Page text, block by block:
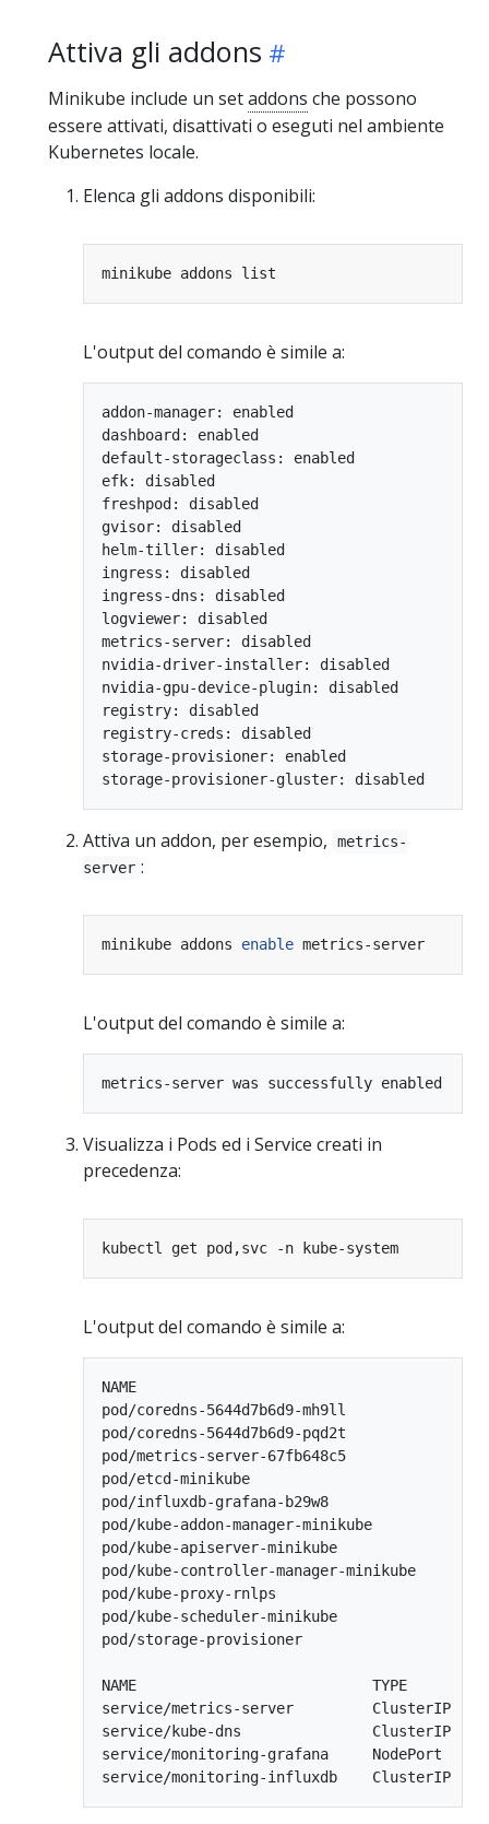
Attiva gli addons
Minikube include un setaddons che possono
essere attivati, disattivati o eseguti nel ambiente
Kubernetes locale.
Elenca gli addons disponibili:
L'output del comando è simile a:
addon-manager: enabled
dashboard: enabled
default-storageclass: enabled
efk: disabled
freshpod: disabled
gvisor: disabled
helm-tiller: disabled
ingress: disabled
ingress-dns: disabled
logviewer: disabled
metrics-server: disabled
nvidia-driver-installer: disabled
nvidia-gpu-device-plugin: disabled
registry: disabled
registry-creds: disabled
storage-provisioner: enabled
Attiva un addon, per esempio,
metrics-
server :
minikube addons enable
L'output del comando è simile a:
Visualizza i Pods ed i Service creati in
precedenza:
L'output del comando è simile a:
NAME                                        READY
pod/coredns-5644d7b6d9-mh9ll
pod/coredns-5644d7b6d9-pqd2t
pod/metrics-server-67fb648c5
pod/etcd-minikube
pod/influxdb-grafana-b29w8
pod/kube-addon-manager-minikube
pod/kube-apiserver-minikube
pod/kube-controller-manager-minikube
pod/kube-proxy-rnlps
pod/kube-scheduler-minikube
pod/storage-provisioner
NAME                           TYPE
service/metrics-server         ClusterIP
service/kube-dns               ClusterIP
service/monitoring-grafana     NodePort